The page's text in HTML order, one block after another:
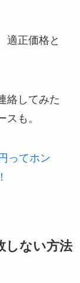
適正価格と
絡してみた
も。
ってホン
しない方法